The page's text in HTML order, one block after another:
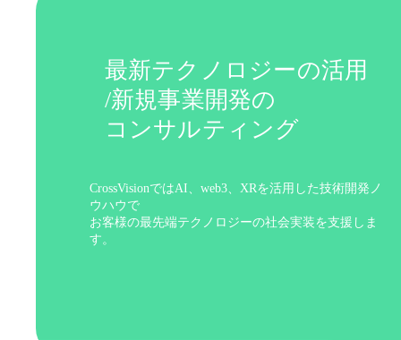
最新テクノロジーの活用
/新規事業開発の
コンサルティング
CrossVisionではAI、web3、XRを活用した技術開発ノ
ウハウで
お客様の最先端テクノロジーの社会実装を支援しま
す。